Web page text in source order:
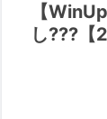
【
し???【